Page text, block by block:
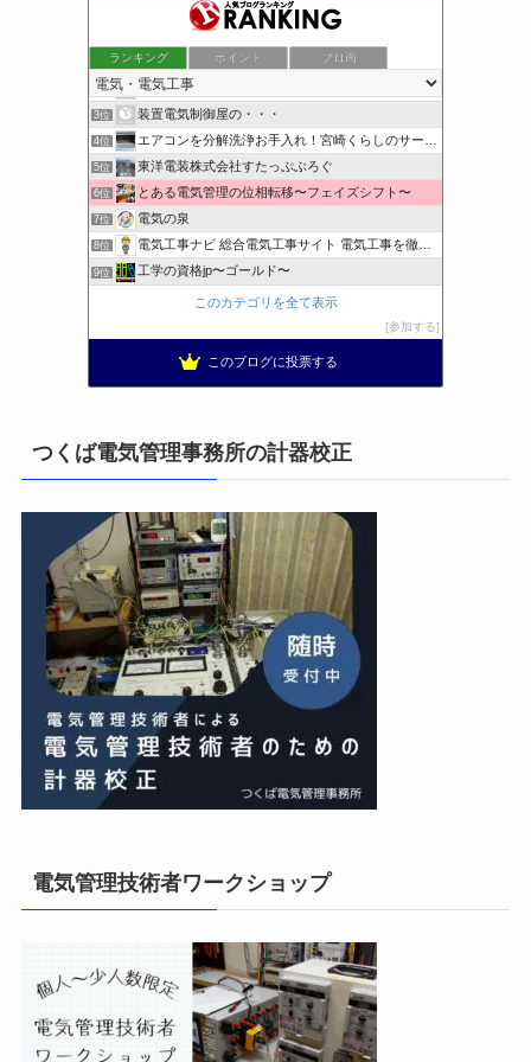
ランキング ポイント ブロ画
小さな引越し屋と電気工事屋の奮闘記
2位 クリーンライフ始めまして
3位 装置電気制御屋の・・・
4位 エアコンを分解洗浄お手入れ！宮崎くらしのサービス
5位 東洋電装株式会社すたっぷぶろぐ
6位 とある電気管理の位相転移〜フェイズシフト〜
7位 電気の泉
8位 電気工事ナビ 総合電気工事サイト 電気工事を徹底解説
9位 工学の資格jp〜ゴールド〜
日置空調 | エアコン取付 鹿児島 | 鹿児島のエアコン工事
このカテゴリを全て表示
参加する
このブログに投票する
つくば電気管理事務所の計器校正
電気管理技術者ワークショップ